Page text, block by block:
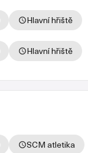
Hlavní hřiště
Hlavní hřiště
SCM atletika